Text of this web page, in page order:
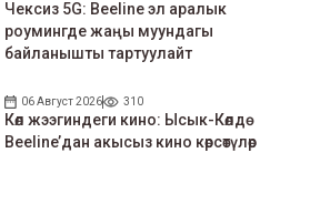
Чексиз 5G: Beeline эл аралык
роумингде жаңы муундагы
байланышты тартуулайт
06 Август 2026 310
Көл жээгиндеги кино: Ысык-Көлдө
Beeline’дан акысыз кино көрсөтүлөр